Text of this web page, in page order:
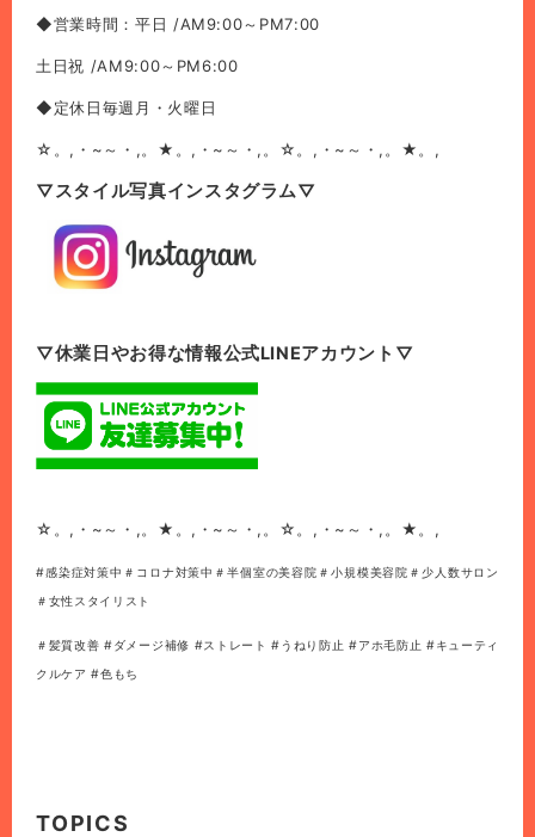
◆営業時間：平日 /AM9:00～PM7:00
土日祝 /AM9:00～PM6:00
◆定休日毎週月・火曜日
☆。,・~～・,。★。,・~～・,。☆。,・~～・,。★。,
▽スタイル写真インスタグラム▽
▽休業日やお得な情報公式LINEアカウント▽
☆。,・~～・,。★。,・~～・,。☆。,・~～・,。★。,
#感染症対策中＃コロナ対策中＃半個室の美容院＃小規模美容院＃少人数サロン
＃女性スタイリスト
＃髪質改善 #ダメージ補修 #ストレート #うねり防止 #アホ毛防止 #キューティ
クルケア #色もち
TOPICS